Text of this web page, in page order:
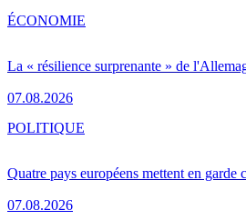
La « résilience surprenante » de
07.08.2026
ÉCONOMIE
Quatre pays européens mettent en
07.08.2026
POLITIQUE